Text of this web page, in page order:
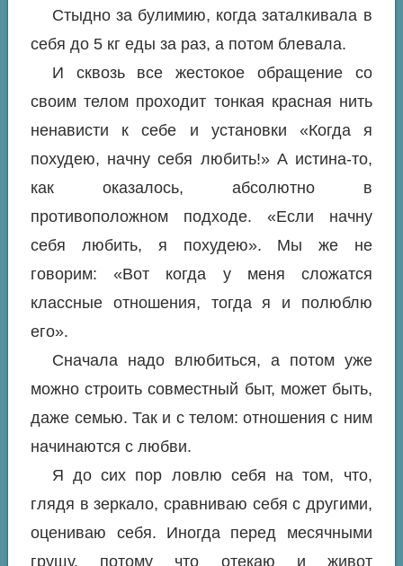
Стыдно за булимию, когда заталкивала в
себя до 5 кг еды за раз, а потом блевала.
И сквозь все жестокое обращение со
своим телом проходит тонкая красная нить
ненависти к себе и установки «Когда я
похудею, начну себя любить!» А истина-то,
как оказалось, абсолютно в
противоположном подходе. «Если начну
себя любить, я похудею». Мы же не
говорим: «Вот когда у меня сложатся
классные отношения, тогда я и полюблю
его».
Сначала надо влюбиться, а потом уже
можно строить совместный быт, может быть,
даже семью. Так и с телом: отношения с ним
начинаются с любви.
Я до сих пор ловлю себя на том, что,
глядя в зеркало, сравниваю себя с другими,
оцениваю себя. Иногда перед месячными
грущу, потому что отекаю и живот